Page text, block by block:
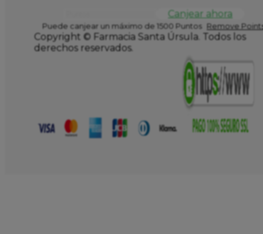
Canjear ahora
Puede canjear un máximo de 1500 Puntos Remove
Copyright © Farmacia Santa Úrsula. Todos los
derechos reservados.